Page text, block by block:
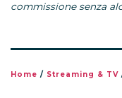
commissione senza
Home / Streaming & TV